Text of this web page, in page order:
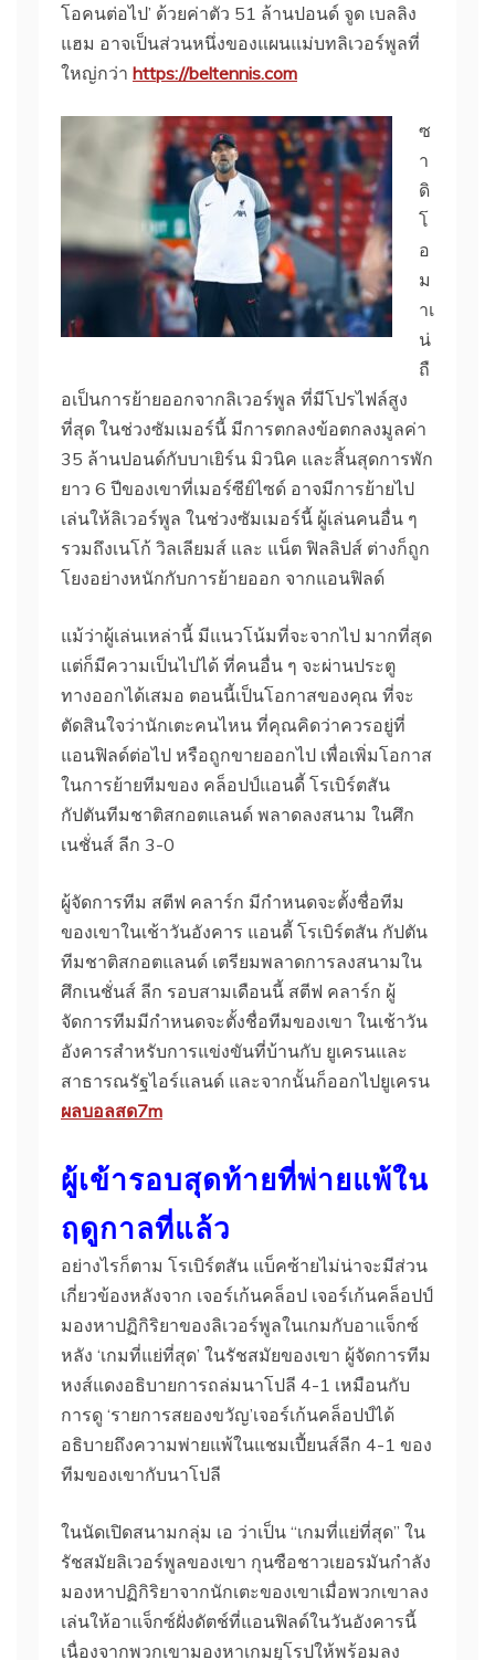
โอคนต่อไป’ ด้วยค่าตัว 51 ล้านปอนด์ จูด เบลลิง
แฮม อาจเป็นส่วนหนึ่งของแผนแม่บทลิเวอร์พูลที่
ใหญ่กว่า https://beltennis.com
ซ
า
ดิ
โ
อ
ม
าเ
น่
ถื
อเป็นการย้ายออกจากลิเวอร์พูล ที่มีโปรไฟล์สูง
ที่สุด ในช่วงซัมเมอร์นี้ มีการตกลงข้อตกลงมูลค่า
35 ล้านปอนด์กับบาเยิร์น มิวนิค และสิ้นสุดการพัก
ยาว 6 ปีของเขาที่เมอร์ซีย์ไซด์ อาจมีการย้ายไป
เล่นให้ลิเวอร์พูล ในช่วงซัมเมอร์นี้ ผู้เล่นคนอื่น ๆ
รวมถึงเนโก้ วิลเลียมส์ และ แน็ต ฟิลลิปส์ ต่างก็ถูก
โยงอย่างหนักกับการย้ายออก จากแอนฟิลด์
แม้ว่าผู้เล่นเหล่านี้ มีแนวโน้มที่จะจากไป มากที่สุด
แต่ก็มีความเป็นไปได้ ที่คนอื่น ๆ จะผ่านประตู
ทางออกได้เสมอ ตอนนี้เป็นโอกาสของคุณ ที่จะ
ตัดสินใจว่านักเตะคนไหน ที่คุณคิดว่าควรอยู่ที่
แอนฟิลด์ต่อไป หรือถูกขายออกไป เพื่อเพิ่มโอกาส
ในการย้ายทีมของ คล็อปป์แอนดี้ โรเบิร์ตสัน
กัปตันทีมชาติสกอตแลนด์ พลาดลงสนาม ในศึก
เนชั่นส์ ลีก 3-0
ผู้จัดการทีม สตีฟ คลาร์ก มีกําหนดจะตั้งชื่อทีม
ของเขาในเช้าวันอังคาร แอนดี้ โรเบิร์ตสัน กัปตัน
ทีมชาติสกอตแลนด์ เตรียมพลาดการลงสนามใน
ศึกเนชั่นส์ ลีก รอบสามเดือนนี้ สตีฟ คลาร์ก ผู้
จัดการทีมมีกําหนดจะตั้งชื่อทีมของเขา ในเช้าวัน
อังคารสําหรับการแข่งขันที่บ้านกับ ยูเครนและ
สาธารณรัฐไอร์แลนด์ และจากนั้นก็ออกไปยูเครน
ผลบอลสด7m
ผู้เข้ารอบสุดท้ายที่พ่ายแพ้ใน
ฤดูกาลที่แล้ว
อย่างไรก็ตาม โรเบิร์ตสัน แบ็คซ้ายไม่น่าจะมีส่วน
เกี่ยวข้องหลังจาก เจอร์เก้นคล็อป เจอร์เก้นคล็อปป์
มองหาปฏิกิริยาของลิเวอร์พูลในเกมกับอาแจ็กซ์
หลัง ‘เกมที่แย่ที่สุด’ ในรัชสมัยของเขา ผู้จัดการทีม
หงส์แดงอธิบายการถล่มนาโปลี 4-1 เหมือนกับ
การดู ‘รายการสยองขวัญ’เจอร์เก้นคล็อปป์ได้
อธิบายถึงความพ่ายแพ้ในแชมเปี้ยนส์ลีก 4-1 ของ
ทีมของเขากับนาโปลี
ในนัดเปิดสนามกลุ่ม เอ ว่าเป็น “เกมที่แย่ที่สุด” ใน
รัชสมัยลิเวอร์พูลของเขา กุนซือชาวเยอรมันกําลัง
มองหาปฏิกิริยาจากนักเตะของเขาเมื่อพวกเขาลง
เล่นให้อาแจ็กซ์ฝั่งดัตช์ที่แอนฟิลด์ในวันอังคารนี้
เนื่องจากพวกเขามองหาเกมยุโรปให้พร้อมลง